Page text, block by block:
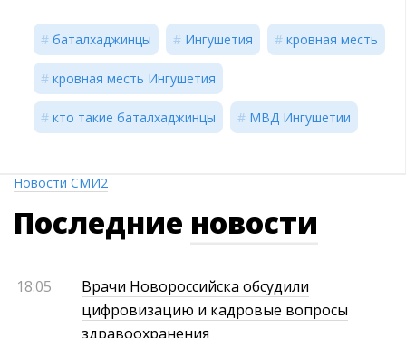
баталхаджинцы Ингушетия кровная месть
кровная месть Ингушетия
кто такие баталхаджинцы МВД Ингушетии
Новости СМИ2
Последние новости
18:05
Врачи Новороссийска обсудили
цифровизацию и кадровые вопросы
здравоохранения